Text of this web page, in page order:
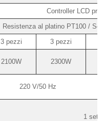
Controller LCD
Resistenza al platino PT100 /
3 pezzi
3 pezzi
2100W 2300W
220 V/50 Hz
1 set